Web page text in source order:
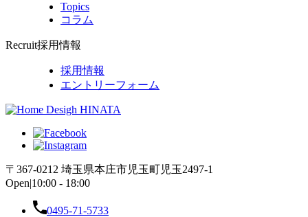
Topics
コラム
Recruit採用情報
採用情報
エントリーフォーム
〒367-0212 埼玉県本庄市児玉町児玉2497-1
Open|10:00 - 18:00
0495-71-5733